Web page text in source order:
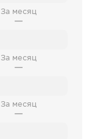
За месяц
—
За месяц
—
За месяц
—